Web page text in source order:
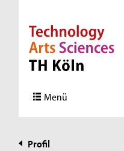
Direkt zur Hauptnavigation
Direkt zur Subnavigation
Direkt zum Inhalt
Direkt zum Fußbereich
Menü
Profil